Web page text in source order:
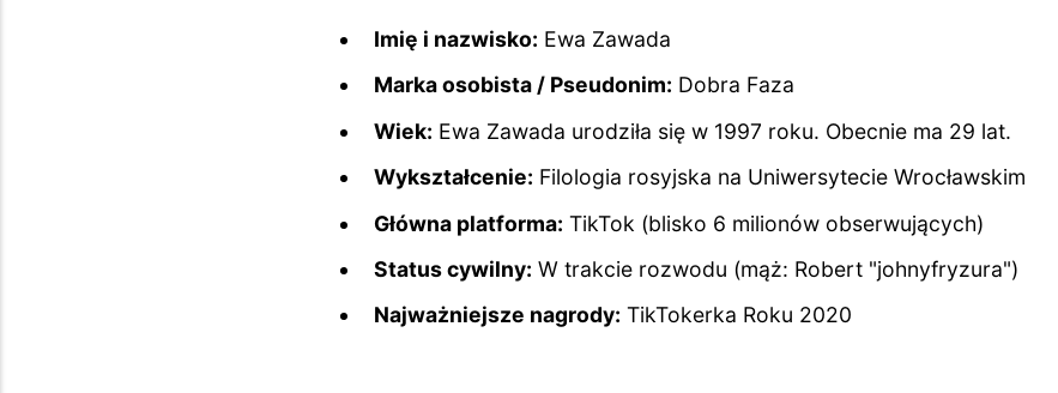
Imię i nazwisko: Ewa Zawada
Marka osobista / Pseudonim: Dobra Faza
Wiek: Ewa Zawada urodziła się w 1997 roku. Obecnie ma 29 lat.
Wykształcenie: Filologia rosyjska na Uniwersytecie Wrocławskim
Główna platforma: TikTok (blisko 6 milionów obserwujących)
Status cywilny: W trakcie rozwodu (mąż: Robert "johnyfryzura")
Najważniejsze nagrody: TikTokerka Roku 2020